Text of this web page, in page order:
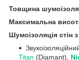
Товщина
Максимальна
Шумоізоляція стін
Titan (Diamant),